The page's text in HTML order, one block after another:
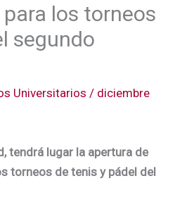
los torneos
segundo
Universitarios / diciembre
tendrá lugar la apertura de
torneos de tenis y pádel del